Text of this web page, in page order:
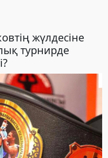
жүлдесіне
турнирде